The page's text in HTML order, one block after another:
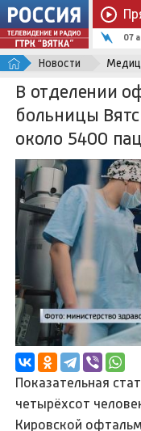
07
Новости
В отделении
больницы
около 5400
Показательная
четырёхсот
Кировской